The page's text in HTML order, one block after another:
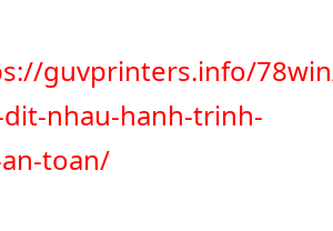
guvprinters.info/
dit-nhau-hanh-trinh-
toan/